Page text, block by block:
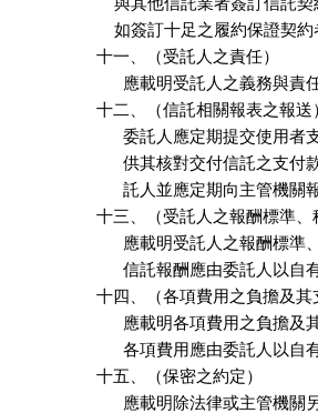
如簽訂十足之履約保證契
十一、（受託人之責任）
應載明受託人之義務與責
十二、（信託相關報表之報送
委託人應定期提交使用
供其核對交付信託之支
託人並應定期向主管機
十三、（受託人之報酬標準、
應載明受託人之報酬標
信託報酬應由委託人以
十四、（各項費用之負擔及其
應載明各項費用之負擔及
各項費用應由委託人以
十五、（保密之約定）
應載明除法律或主管機